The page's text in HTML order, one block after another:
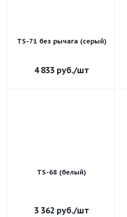
TS-71 без рычага (серый)
4 833руб./шт
TS-68 (белый)
3 362 руб./шт